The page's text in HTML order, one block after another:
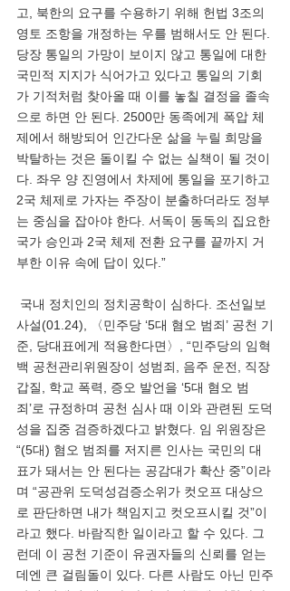
고, 북한의 요구를 수용하기 위해 헌법 3조의
영토 조항을 개정하는 우를 범해서도 안 된다.
당장 통일의 가망이 보이지 않고 통일에 대한
국민적 지지가 식어가고 있다고 통일의 기회
가 기적처럼 찾아올 때 이를 놓칠 결정을 졸속
으로 하면 안 된다. 2500만 동족에게 폭압 체
제에서 해방되어 인간다운 삶을 누릴 희망을
박탈하는 것은 돌이킬 수 없는 실책이 될 것이
다. 좌우 양 진영에서 차제에 통일을 포기하고
2국 체제로 가자는 주장이 분출하더라도 정부
는 중심을 잡아야 한다. 서독이 동독의 집요한
국가 승인과 2국 체제 전환 요구를 끝까지 거
부한 이유 속에 답이 있다.”
사설(01.24), 〈민주당 ‘5대 혐오 범죄’ 공천 기
준, 당대표에게 적용한다면〉, “민주당의 임혁
백 공천관리위원장이 성범죄, 음주 운전, 직장
갑질, 학교 폭력, 증오 발언을 ‘5대 혐오 범
죄’로 규정하며 공천 심사 때 이와 관련된 도덕
성을 집중 검증하겠다고 밝혔다. 임 위원장은
“(5대) 혐오 범죄를 저지른 인사는 국민의 대
표가 돼서는 안 된다는 공감대가 확산 중”이라
며 “공관위 도덕성검증소위가 컷오프 대상으
로 판단하면 내가 책임지고 컷오프시킬 것”이
라고 했다. 바람직한 일이라고 할 수 있다. 그
런데 이 공천 기준이 유권자들의 신뢰를 얻는
데엔 큰 걸림돌이 있다. 다른 사람도 아닌 민주